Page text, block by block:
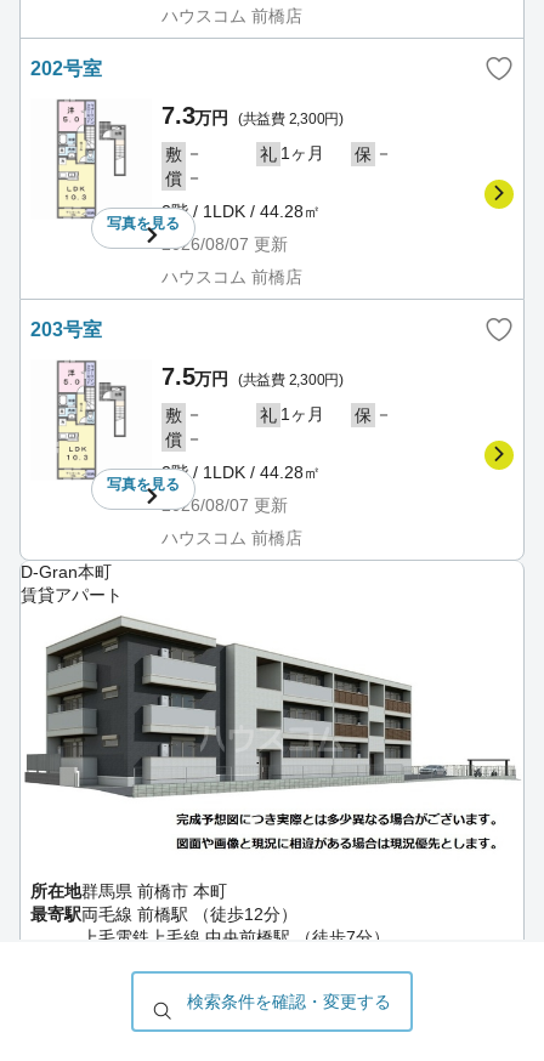
ハウスコム 前橋店
202号室
写真を見る
7.3万円 (共益費 2,300円)
敷 － 礼 1ヶ月 保 －
償 －
2階 / 1LDK / 44.28㎡
2026/08/07 更新
ハウスコム 前橋店
203号室
写真を見る
7.5万円 (共益費 2,300円)
敷 － 礼 1ヶ月 保 －
償 －
2階 / 1LDK / 44.28㎡
2026/08/07 更新
ハウスコム 前橋店
D-Gran本町
賃貸アパート
所在地群馬県 前橋市 本町
最寄駅両毛線 前橋駅 （徒歩12分）
上毛電鉄上毛線 中央前橋駅 （徒歩7分）
検索条件を確認・変更する